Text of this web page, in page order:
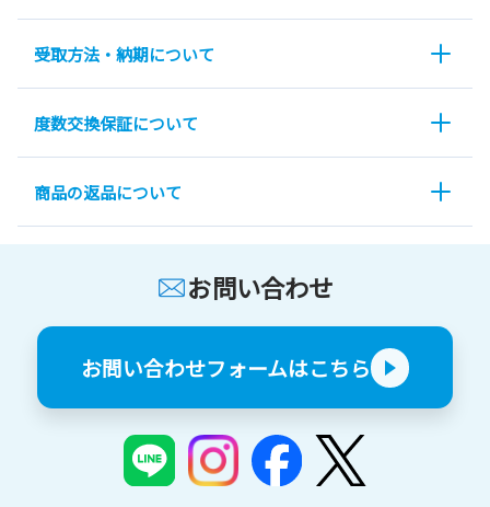
受取方法・納期について
度数交換保証について
商品の返品について
お問い合わせ
お問い合わせフォームはこちら